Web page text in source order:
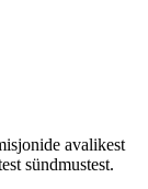
avalikest
sündmustest.